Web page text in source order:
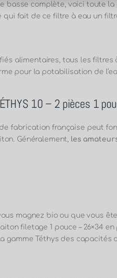
basse complète, voici toute
qui fait de ce filtre à eau un
alimentaires, tous les filtres
pour la potabilisation de
10 – 2 pièces 1
de fabrication française peut
Généralement, les
magnez bio ou que vous
filetage 1 pouce – 26×34
gamme Téthys des